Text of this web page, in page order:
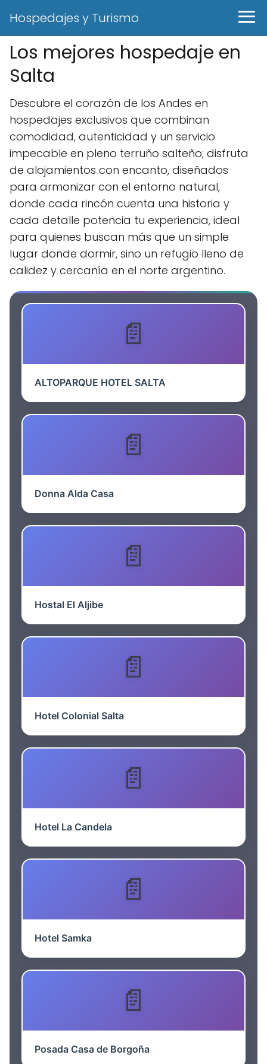
Hospedajes y Turismo
Los mejores hospedaje en
Salta
Descubre el corazón de los Andes en
hospedajes exclusivos que combinan
comodidad, autenticidad y un servicio
impecable en pleno terruño salteño; disfruta
de alojamientos con encanto, diseñados
para armonizar con el entorno natural,
donde cada rincón cuenta una historia y
cada detalle potencia tu experiencia, ideal
para quienes buscan más que un simple
lugar donde dormir, sino un refugio lleno de
calidez y cercanía en el norte argentino.
ALTOPARQUE HOTEL SALTA
Donna Alda Casa
Hostal El Aljibe
Hotel Colonial Salta
Hotel La Candela
Hotel Samka
Posada Casa de Borgoña